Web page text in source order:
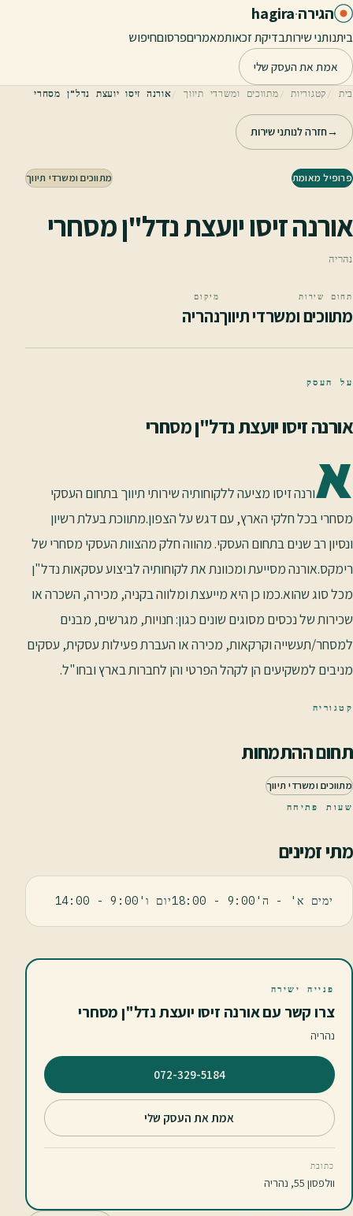
דלג לתוכן הראשי
הגירה·
hagira
ביתנותני שירותבדיקת זכאותמאמריםפרסוםחיפוש
אמת את העסק שלי
בית קטגוריות מתווכים ומשרדי תיווך אורנה זיסו יועצת נדל"ן מסחרי
→חזרה לנותני שירות
פרופיל מאומת מתווכים ומשרדי תיווך
אורנה זיסו יועצת נדל"ן מסחרי
נהריה
תחום שירות
מתווכים ומשרדי תיווך
מיקום
נהריה
על העסק
אורנה זיסו יועצת נדל"ן מסחרי
אורנה זיסו מציעה ללקוחותיה שירותי תיווך בתחום העסקי
מסחרי בכל חלקי הארץ, עם דגש על הצפון.מתווכת בעלת רשיון
ונסיון רב שנים בתחום העסקי. מהווה חלק מהצוות העסקי מסחרי של
רימקס.אורנה מסייעת ומכוונת את לקוחותיה לביצוע עסקאות נדל"ן
מכל סוג שהוא.כמו כן היא מייעצת ומלווה בקניה, מכירה, השכרה או
שכירות של נכסים מסוגים שונים כגון: חנויות, מגרשים, מבנים
למסחר/תעשייה וקרקאות, מכירה או העברת פעילות עסקית, עסקים
מניבים למשקיעים הן לקהל הפרטי והן לחברות בארץ ובחו"ל.
קטגוריה
תחום ההתמחות
מתווכים ומשרדי תיווך
שעות פתיחה
מתי זמינים
ימים א' - ה'9:00 - 18:00יום ו'9:00 - 14:00
פנייה ישירה
צרו קשר עם אורנה זיסו יועצת נדל"ן מסחרי
נהריה
⁦072-329-5184⁩
אמת את העסק שלי
כתובת
וולפסון 55, נהריה